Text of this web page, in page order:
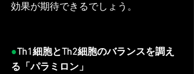
効果が期待できるでしょう。
●Th1細胞とTh2細胞のバランスを調え
る「パラミロン」